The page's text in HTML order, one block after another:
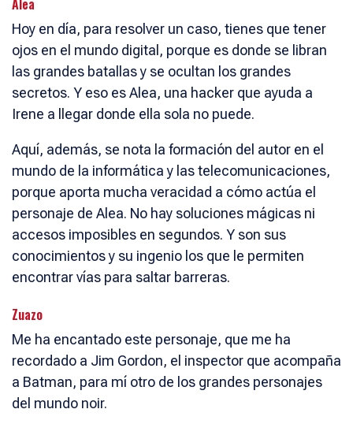
Hoy en día, para resolver un caso, tienes que tener
ojos en el mundo digital, porque es donde se libran
las grandes batallas y se ocultan los grandes
secretos. Y eso es Alea, una hacker que ayuda a
Irene a llegar donde ella sola no puede.
Aquí, además, se nota la formación del autor en el
mundo de la informática y las telecomunicaciones,
porque aporta mucha veracidad a cómo actúa el
personaje de Alea. No hay soluciones mágicas ni
accesos imposibles en segundos. Y son sus
conocimientos y su ingenio los que le permiten
encontrar vías para saltar barreras.
Zuazo
Me ha encantado este personaje, que me ha
recordado a Jim Gordon, el inspector que acompaña
a Batman, para mí otro de los grandes personajes
del mundo noir.